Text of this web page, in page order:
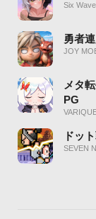
Six
勇者
JOY
メタ
PG
ドッ
SEVEN